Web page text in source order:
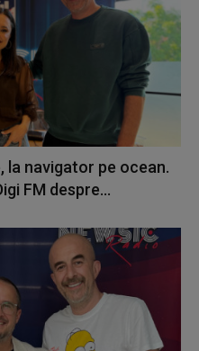
la navigator pe ocean.
FM despre...